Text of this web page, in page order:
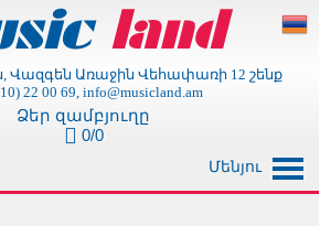
Վազգեն Առաջին Վեհափառի 12 շենք
22 00 69, info@musicland.am
Ձեր զամբյուղը
0/0
Մենյու